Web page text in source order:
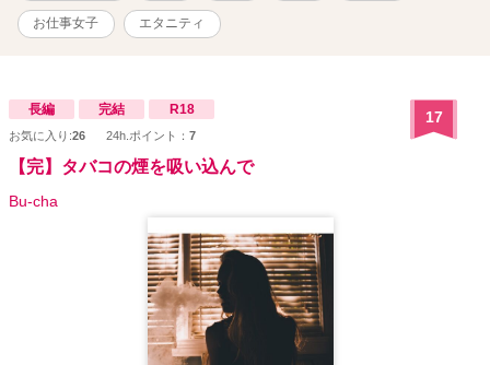
お仕事女子 エタニティ
長編 完結 R18
お気に入り:26 24h.ポイント： 7
17
【完】タバコの煙を吸い込んで
Bu-cha